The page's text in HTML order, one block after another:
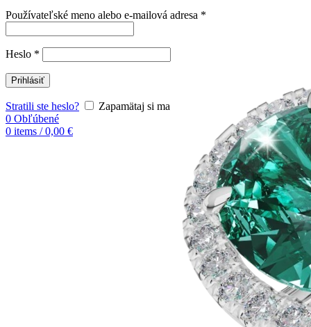
Používateľské meno alebo e-mailová adresa *
Heslo *
Prihlásiť
Stratili ste heslo?
Zapamätaj si ma
0 Obľúbené
0 items / 0,00 €